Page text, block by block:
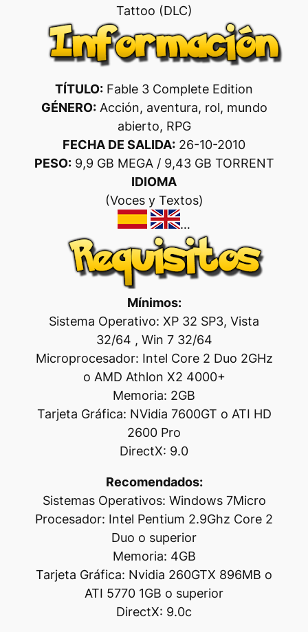
Tattoo (DLC)
TÍTULO: Fable 3 Complete Edition
GÉNERO:Acción, aventura, rol, mundo
abierto, RPG
FECHA DE SALIDA: 26-10-2010
PESO:9,9 GB MEGA / 9,43 GB TORRENT
IDIOMA
(Voces y Textos)
…
Mínimos:
Sistema Operativo: XP 32 SP3, Vista
32/64 , Win 7 32/64
Microprocesador: Intel Core 2 Duo 2GHz
o AMD Athlon X2 4000+
Memoria: 2GB
Tarjeta Gráfica: NVidia 7600GT o ATI HD
2600 Pro
DirectX: 9.0
Recomendados:
Sistemas Operativos: Windows 7Micro
Procesador: Intel Pentium 2.9Ghz Core 2
Duo o superior
Memoria: 4GB
Tarjeta Gráfica: Nvidia 260GTX 896MB o
ATI 5770 1GB o superior
DirectX: 9.0c